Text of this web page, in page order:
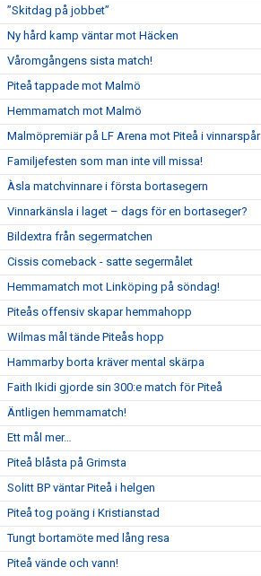
”Skitdag på jobbet”
Ny hård kamp väntar mot Häcken
Våromgångens sista match!
Piteå tappade mot Malmö
Hemmamatch mot Malmö
Malmöpremiär på LF Arena mot Piteå i vinnarspår
Familjefesten som man inte vill missa!
Àsla matchvinnare i första bortasegern
Vinnarkänsla i laget – dags för en bortaseger?
Bildextra från segermatchen
Cissis comeback - satte segermålet
Hemmamatch mot Linköping på söndag!
Piteås offensiv skapar hemmahopp
Wilmas mål tände Piteås hopp
Hammarby borta kräver mental skärpa
Faith Ikidi gjorde sin 300:e match för Piteå
Äntligen hemmamatch!
Ett mål mer…
Piteå blåsta på Grimsta
Solitt BP väntar Piteå i helgen
Piteå tog poäng i Kristianstad
Tungt bortamöte med lång resa
Piteå vände och vann!